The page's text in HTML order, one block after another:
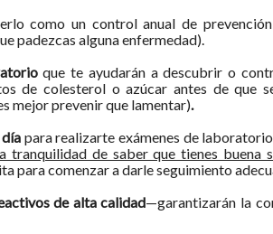
como un control anual de
padezcas alguna enfermedad).
que te ayudarán a descubrir o
de colesterol o azúcar antes de que
mejor prevenir que lamentar).
para realizarte exámenes de
tranquilidad de saber que tienes buena
para comenzar a darle seguimiento
de alta calidad—garantizarán la